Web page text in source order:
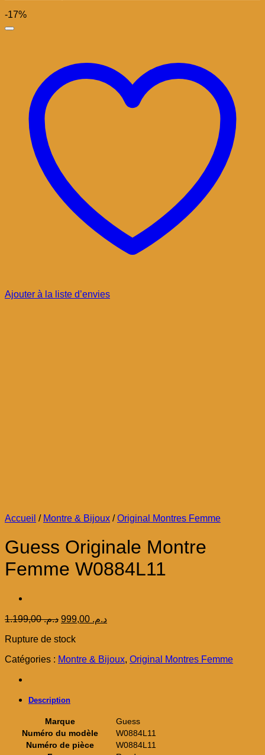
-17%
Ajouter à la liste d’envies
Accueil / Montre & Bijoux / Original Montres Femme
Guess Originale Montre
Femme W0884L11
د.م.1.199,00
Le
initial
د.م. 1.199,00.
د.م.Le
د.م. 999,00.
Rupture de stock
Catégories : Montre & Bijoux, Original Montres Femme
Description
Marque
Guess
Numéro du modèle
W0884L11
Numéro de pièce
W0884L11